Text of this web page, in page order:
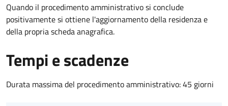
Quando il procedimento amministrativo si conclude
positivamente si ottiene l'aggiornamento della residenza e
della propria scheda anagrafica.
Tempi e scadenze
Durata massima del procedimento amministrativo: 45 giorni